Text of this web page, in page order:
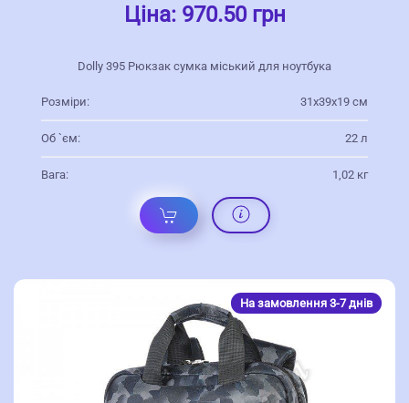
Ціна: 970.50 грн
Dolly 395 Рюкзак сумка міський для ноутбука
Розміри: 31х39х19 см
Об `єм: 22 л
Вага: 1,02 кг
На замовлення 3-7 днів